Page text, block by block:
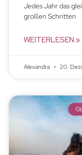
Jedes Jahr das
großen Schritten
WEITERLESEN »
Alexandra 20.